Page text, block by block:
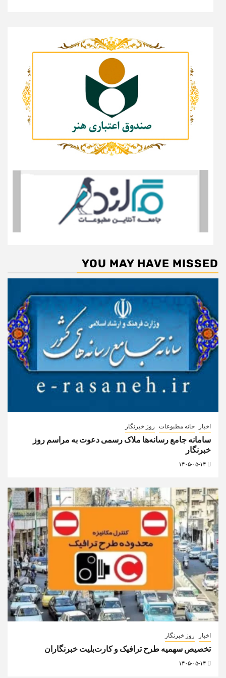
YOU MAY HAVE MISSED
اخبار خانه مطبوعات روز خبرنگار
سامانه جامع رسانه‌ها ملاک رسمی دعوت به مراسم روز
خبرنگار
اخبار روز خبرنگار
تخصیص سهمیه طرح ترافیک و کارت‌بلیت خبرنگاران